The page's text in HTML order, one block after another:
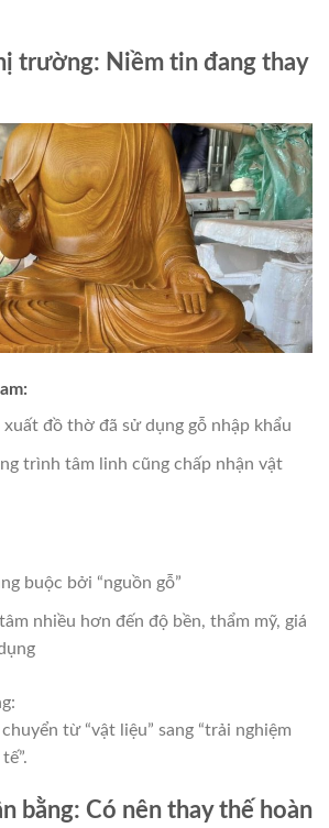
trường: Niềm tin đang thay
xuất đồ thờ đã sử dụng gỗ nhập khẩu
trình tâm linh cũng chấp nhận vật
buộc bởi “nguồn gỗ”
nhiều hơn đến độ bền, thẩm mỹ, giá
từ “vật liệu” sang “trải nghiệm
bằng: Có nên thay thế hoàn